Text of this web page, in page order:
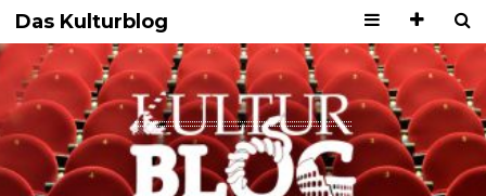
Das Kulturblog